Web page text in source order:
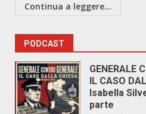
Continua a leggere...
PODCAST
GENERALE
IL CASO
Isabella
parte